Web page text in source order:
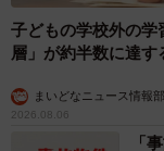
子どもの学校外の
層」が約半数に達
まいどなニュース情報部
2026.08.06
「